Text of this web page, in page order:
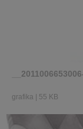
grafika 55 KB